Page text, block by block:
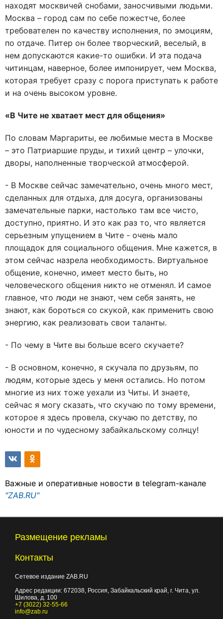
находят москвичей снобами, заносчивыми людьми.
Москва – город сам по себе пожестче, более
требователен по качеству исполнения, по эмоциям,
по отдаче. Питер он более творческий, веселый, в
нем допускаются какие-то ошибки. И эта подача
читинцам, наверное, более импонирует, чем Москва,
которая требует сразу с порога приступать к работе
и на очень высоком уровне.
«В Чите не хватает мест для общения»
По словам Маргариты, ее любимые места в Москве
– это Патриаршие пруды, и тихий центр – улочки,
дворы, наполненные творческой атмосферой.
- В Москве сейчас замечательно, очень много мест,
сделанных для отдыха, для досуга, организованы
замечательные парки, настолько там все чисто,
доступно, приятно. И это как раз то, что является
серьезным упущением в Чите - очень мало
площадок для социального общения. Мне кажется, в
этом сейчас назрела необходимость. Виртуальное
общение, конечно, имеет место быть, но
человеческого общения никто не отменял. И самое
главное, что люди не знают, чем себя занять, не
знают, как бороться со скукой, как применить свою
энергию, как реализовать свои таланты.
- По чему в Чите вы больше всего скучаете?
- В основном, конечно, я скучала по друзьям, по
людям, которые здесь у меня остались. Но потом
многие из них тоже уехали из Читы. И знаете,
сейчас я могу сказать, что скучаю по тому времени,
которое я здесь провела, скучаю по детству, по
юности и по чудесному забайкальскому солнцу!
Важные и оперативные новости в telegram-канале
"ZAB.RU"
Размещение рекламы
Контакты
Сетевое издание ZAB.RU
Адрес редакции: 672038, Россия, Забайкальский край, г. Чита, ул.
Шилова, д. 100
+7 (3022) 32-55-66
info@zab.ru